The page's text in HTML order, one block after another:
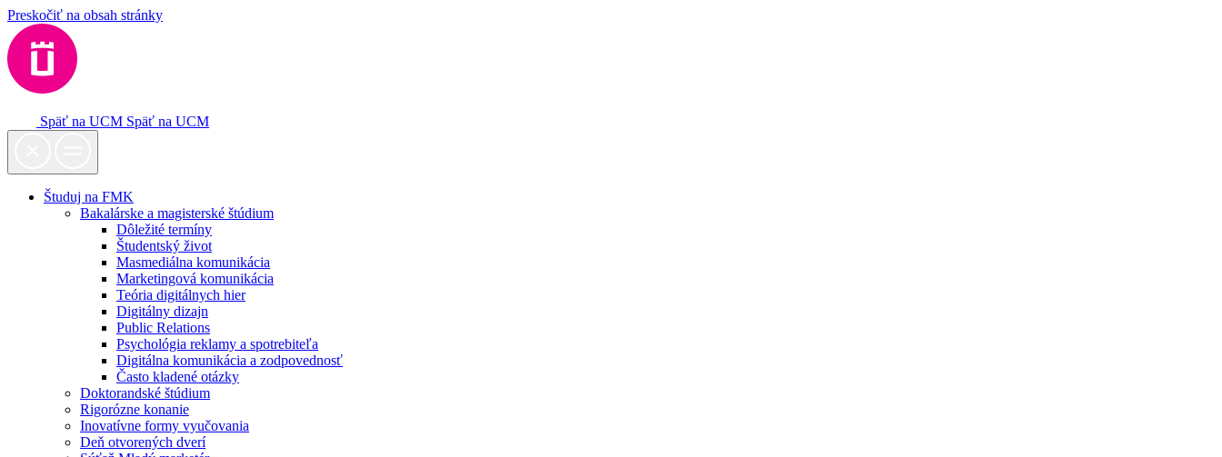
Preskočiť na obsah stránky
Späť na UCM Späť na UCM
Študuj na FMK
Bakalárske a magisterské štúdium
Dôležité termíny
Študentský život
Masmediálna komunikácia
Marketingová komunikácia
Teória digitálnych hier
Digitálny dizajn
Public Relations
Psychológia reklamy a spotrebiteľa
Digitálna komunikácia a zodpovednosť
Často kladené otázky
Doktorandské štúdium
Rigorózne konanie
Inovatívne formy vyučovania
Deň otvorených dverí